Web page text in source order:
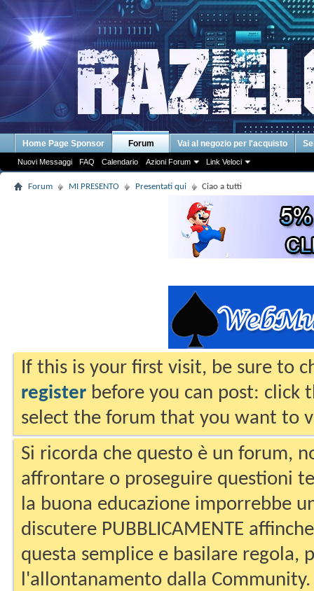
Home Page Sponsor Forum
Nuovi Messaggi FAQ Calendario Azioni Forum Link Veloci
Vai al negozio per l'acquisto
Forum MI PRESENTO Presentati qui Ciao a tutti
If this is your first visit, be sure to
register before you can post: click
select the forum that you want to
Si ricorda che questo è un forum,
affrontare o proseguire questioni
la buona educazione imporrebbe
discutere PUBBLICAMENTE
questa semplice e basilare regola,
l'allontanamento dalla Community.